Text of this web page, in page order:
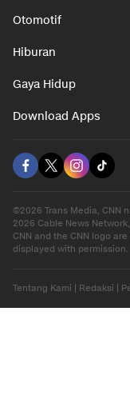
Otomotif
Hiburan
Gaya Hidup
Download Apps
©2026 Trans Media, CNN
2026 Cable News
CNN and the CNN logo
displayed with permission.
Tentang Kami Redaksi